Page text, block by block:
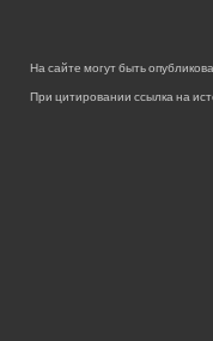
На сайте могут быть
При цитировании ссылка на